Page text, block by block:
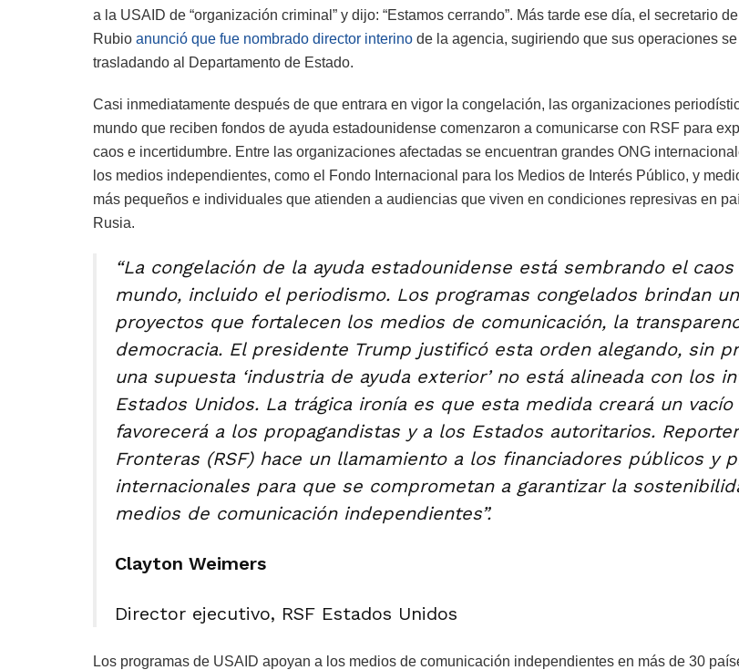
a la USAID de “organización criminal” y dijo: “Estamos cerrando”. Más tarde ese día, el secretario
Rubio anunció que fue nombrado director interino de la agencia, sugiriendo que sus operaciones
trasladando al Departamento de Estado.
Casi inmediatamente después de que entrara en vigor la congelación, las organizaciones
mundo que reciben fondos de ayuda estadounidense comenzaron a comunicarse con RSF para
caos e incertidumbre. Entre las organizaciones afectadas se encuentran grandes ONG
los medios independientes, como el Fondo Internacional para los Medios de Interés Público, y
más pequeños e individuales que atienden a audiencias que viven en condiciones represivas en
Rusia.
“La congelación de la ayuda estadounidense está sembrando el
mundo, incluido el periodismo. Los programas congelados brindan
proyectos que fortalecen los medios de comunicación, la
democracia. El presidente Trump justificó esta orden alegando, sin
una supuesta ‘industria de ayuda exterior’ no está alineada con los
Estados Unidos. La trágica ironía es que esta medida creará un vacío
favorecerá a los propagandistas y a los Estados autoritarios.
Fronteras (RSF) hace un llamamiento a los financiadores públicos y
internacionales para que se comprometan a garantizar la
medios de comunicación independientes”.
Clayton Weimers
Director ejecutivo, RSF Estados Unidos
Los programas de USAID apoyan a los medios de comunicación independientes en más de 30